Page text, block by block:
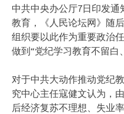
中共中央办公厅7日印发
教育，《人民论坛网》随
组织要以此作为重要政治
做到“党纪学习教育不留白
对于中共大动作推动党纪
究中心主任寇健文认为，
后经济复苏不理想、失业